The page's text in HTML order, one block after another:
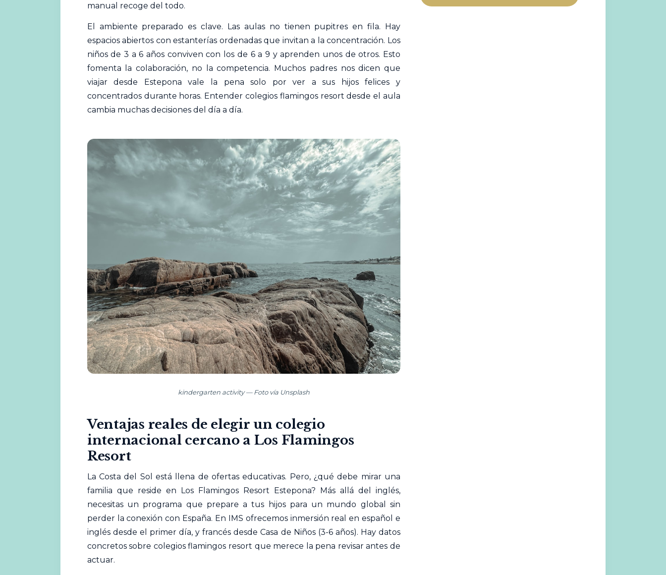
manual recoge del todo.
El ambiente preparado es clave. Las aulas no tienen pupitres en fila. Hay
espacios abiertos con estanterías ordenadas que invitan a la concentración. Los
niños de 3 a 6 años conviven con los de 6 a 9 y aprenden unos de otros. Esto
fomenta la colaboración, no la competencia. Muchos padres nos dicen que
viajar desde Estepona vale la pena solo por ver a sus hijos felices y
concentrados durante horas. Entender colegios flamingos resort desde el aula
cambia muchas decisiones del día a día.
kindergarten activity — Foto vía Unsplash
Ventajas reales de elegir un colegio
internacional cercano a Los Flamingos
Resort
La Costa del Sol está llena de ofertas educativas. Pero, ¿qué debe mirar una
familia que reside en Los Flamingos Resort Estepona? Más allá del inglés,
necesitas un programa que prepare a tus hijos para un mundo global sin
perder la conexión con España. En IMS ofrecemos inmersión real en español e
inglés desde el primer día, y francés desde Casa de Niños (3-6 años). Hay datos
concretos sobre colegios flamingos resort que merece la pena revisar antes de
actuar.